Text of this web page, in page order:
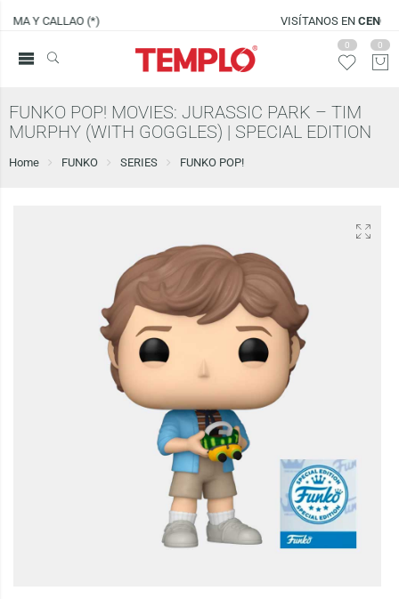
CENCO LIMA SUR
0 0
FUNKO POP! MOVIES: JURASSIC PARK – TIM
MURPHY (WITH GOGGLES) | SPECIAL EDITION
Home FUNKO SERIES FUNKO POP!